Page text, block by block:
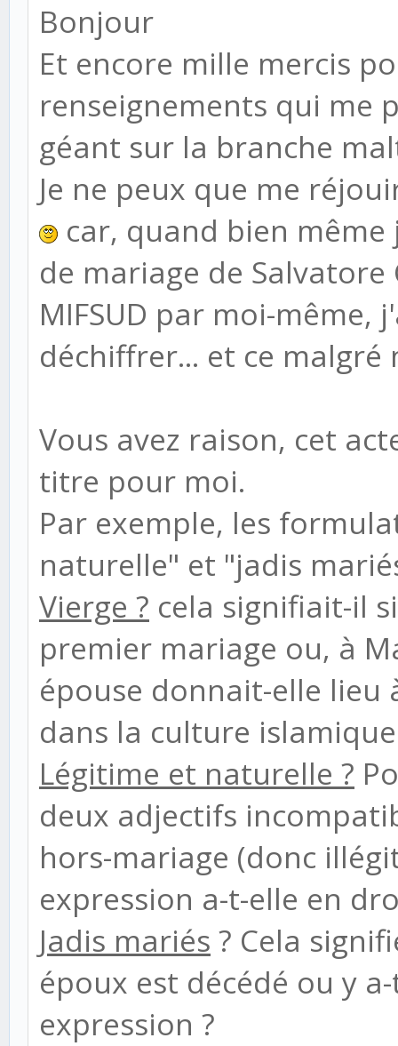
Bonjour
Et encore mille mercis
renseignements qui me
géant sur la branche
Je ne peux que me
car, quand bien
de mariage de Salvatore
MIFSUD par moi-même,
déchiffrer... et ce
Vous avez raison, cet
titre pour moi.
Par exemple, les
naturelle" et "jadis
Vierge ? cela signifiait-il
premier mariage ou, à
épouse donnait-elle lieu
dans la culture
Légitime et naturelle ?
deux adjectifs
hors-mariage (donc
expression a-t-elle en
Jadis mariés ? Cela
époux est décédé ou y
expression ?